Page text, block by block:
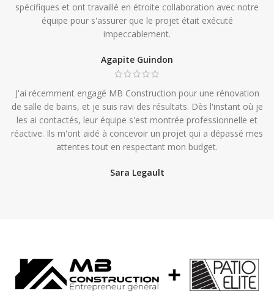
spécifiques et ont travaillé en étroite collaboration avec notre
équipe pour s'assurer que le projet était exécuté
impeccablement.
Agapite Guindon
J'ai récemment engagé MB Construction pour une rénovation
de salle de bains, et je suis ravi des résultats. Dès l'instant où je
les ai contactés, leur équipe s'est montrée professionnelle et
réactive. Ils m'ont aidé à concevoir un projet qui a dépassé mes
attentes tout en respectant mon budget.
Sara Legault